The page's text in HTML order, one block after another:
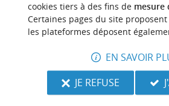
cookies tiers à des fins de mesure
Certaines pages du site proposent
les plateformes déposent
EN SAVOIR
JE REFUSE